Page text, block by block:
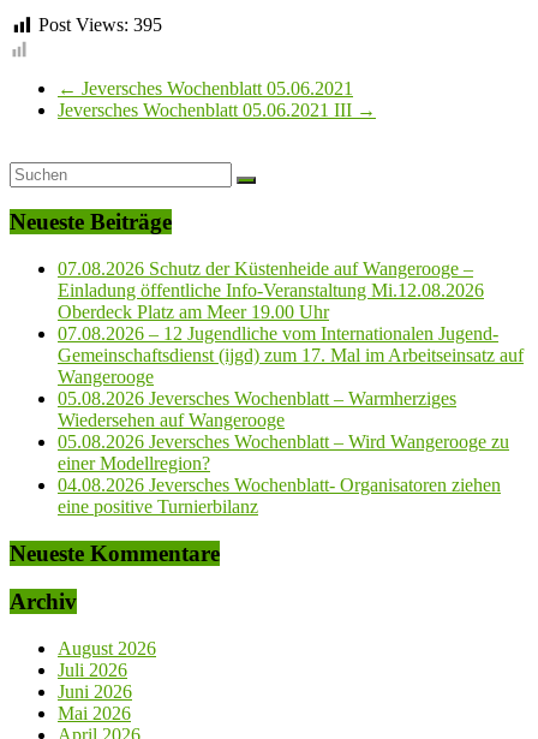
Post Views: 395
← Jeversches Wochenblatt 05.06.2021
Jeversches Wochenblatt 05.06.2021 III →
Neueste Beiträge
07.08.2026 Schutz der Küstenheide auf Wangerooge –
Einladung öffentliche Info-Veranstaltung Mi.12.08.2026
Oberdeck Platz am Meer 19.00 Uhr
07.08.2026 – 12 Jugendliche vom Internationalen Jugend-
Gemeinschaftsdienst (ijgd) zum 17. Mal im Arbeitseinsatz auf
Wangerooge
05.08.2026 Jeversches Wochenblatt – Warmherziges
Wiedersehen auf Wangerooge
05.08.2026 Jeversches Wochenblatt – Wird Wangerooge zu
einer Modellregion?
04.08.2026 Jeversches Wochenblatt- Organisatoren ziehen
eine positive Turnierbilanz
Neueste Kommentare
Archiv
August 2026
Juli 2026
Juni 2026
Mai 2026